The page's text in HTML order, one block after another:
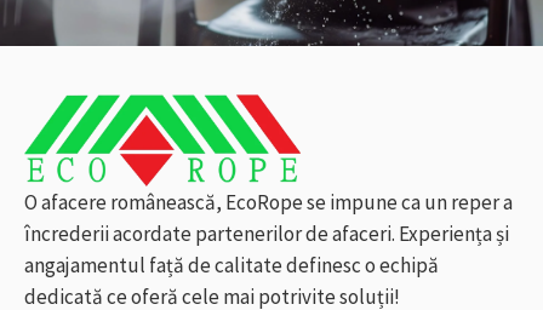
O afacere românească, EcoRope se impune ca un reper a
încrederii acordate partenerilor de afaceri. Experiența și
angajamentul față de calitate definesc o echipă
dedicată ce oferă cele mai potrivite soluții!